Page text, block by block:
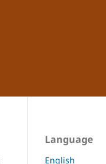
Language
English